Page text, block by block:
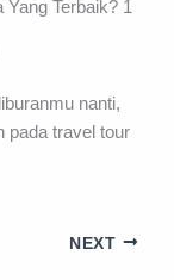
nanti,
pada travel tour
NEXT